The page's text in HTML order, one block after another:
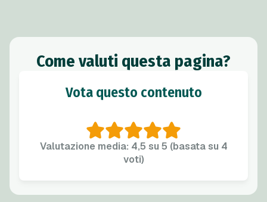
Come valuti questa pagina?
Vota questo contenuto
Valutazione media: 4,5 su 5 (basata su 4
voti)